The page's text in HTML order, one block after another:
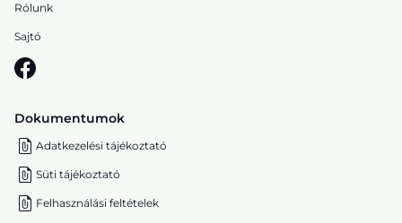
Rólunk
Sajtó
Dokumentumok
Adatkezelési tájékoztató
Süti tájékoztató
Felhasználási feltételek